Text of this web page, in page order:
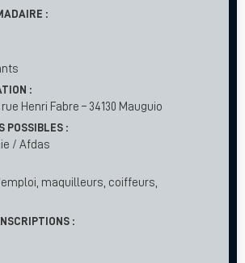
:
:
Henri Fabre – 34130 Mauguio
POSSIBLES :
/ Afdas
maquilleurs, coiffeurs,
: